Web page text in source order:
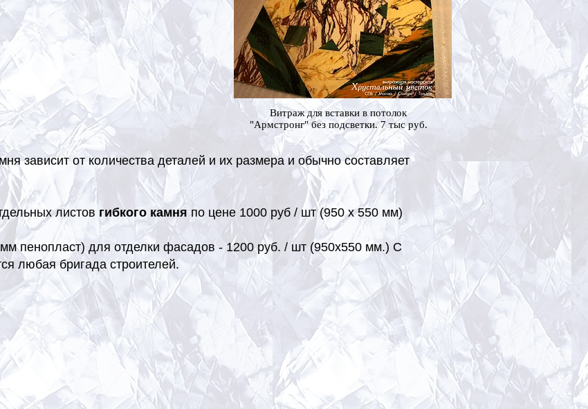
Витраж для вставки в потолок
"Армстронг" без подсветки. 7 тыс руб.
зависит от количества деталей и их размера и обычно составляет
листов гибкого камня по цене 1000 руб / шт (950 х 550 мм)
пенопласт) для отделки фасадов - 1200 руб. / шт (950х550 мм.) С
любая бригада строителей.